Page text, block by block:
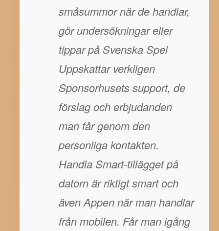
småsummor när de handlar,
gör undersökningar eller
tippar på Svenska Spel
Uppskattar verkligen
Sponsorhusets support, de
förslag och erbjudanden
man får genom den
personliga kontakten.
Handla Smart-tillägget på
datorn är riktigt smart och
även Appen när man handlar
från mobilen. Får man igång